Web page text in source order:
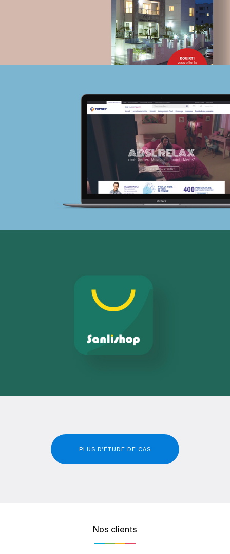
PLUS D'ÉTUDE DE CAS
Nos clients